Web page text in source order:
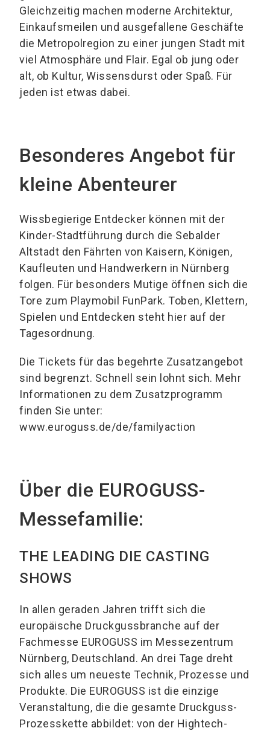
Gleichzeitig machen moderne Architektur,
Einkaufsmeilen und ausgefallene Geschäfte
die Metropolregion zu einer jungen Stadt mit
viel Atmosphäre und Flair. Egal ob jung oder
alt, ob Kultur, Wissensdurst oder Spaß. Für
jeden ist etwas dabei.
Besonderes Angebot für
kleine Abenteurer
Wissbegierige Entdecker können mit der
Kinder-Stadtführung durch die Sebalder
Altstadt den Fährten von Kaisern, Königen,
Kaufleuten und Handwerkern in Nürnberg
folgen. Für besonders Mutige öffnen sich die
Tore zum Playmobil FunPark. Toben, Klettern,
Spielen und Entdecken steht hier auf der
Tagesordnung.
Die Tickets für das begehrte Zusatzangebot
sind begrenzt. Schnell sein lohnt sich. Mehr
Informationen zu dem Zusatzprogramm
finden Sie unter:
www.euroguss.de/de/familyaction
Über die EUROGUSS-
Messefamilie:
THE LEADING DIE CASTING
SHOWS
In allen geraden Jahren trifft sich die
europäische Druckgussbranche auf der
Fachmesse EUROGUSS im Messezentrum
Nürnberg, Deutschland. An drei Tage dreht
sich alles um neueste Technik, Prozesse und
Produkte. Die EUROGUSS ist die einzige
Veranstaltung, die die gesamte Druckguss-
Prozesskette abbildet: von der Hightech-